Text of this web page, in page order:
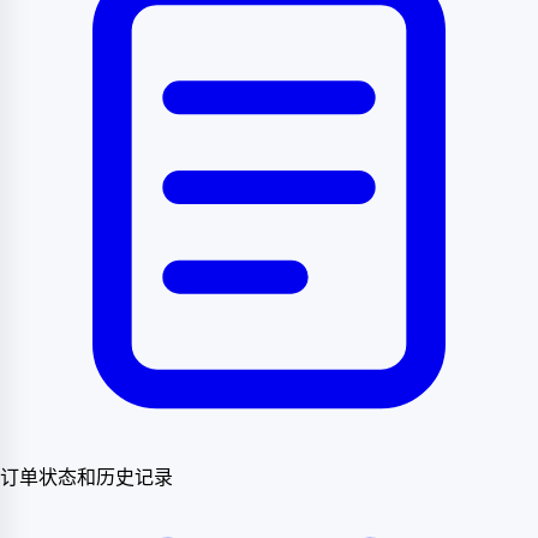
订单状态和历史记录